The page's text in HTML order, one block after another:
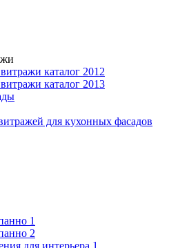
каталог 2012
каталог 2013
для кухонных фасадов
1
2